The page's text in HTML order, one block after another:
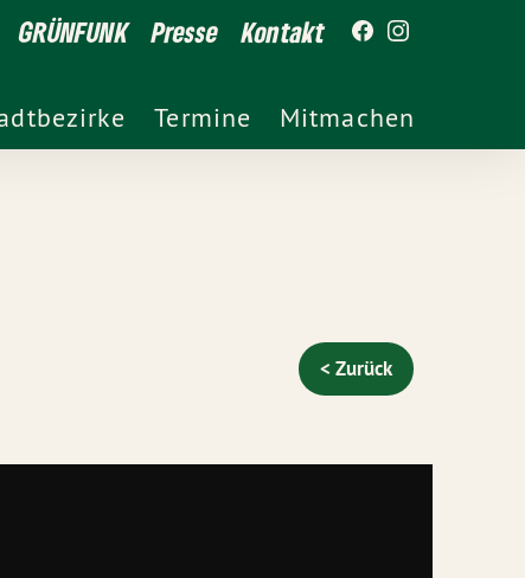
GRÜNFUNK Presse Kontakt
Termine Mitmachen
< Zurück